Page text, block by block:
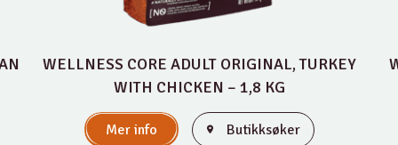
WELLNESS CORE ADULT ORIGINAL, TURKEY
WITH CHICKEN – 1,8 KG
Mer info Butikksøker